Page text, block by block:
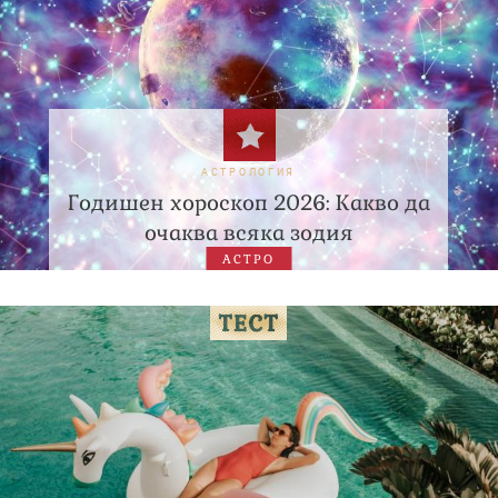
АСТРОЛОГИЯ
Годишен хороскоп 2026: Какво да
очаква всяка зодия
АСТРО